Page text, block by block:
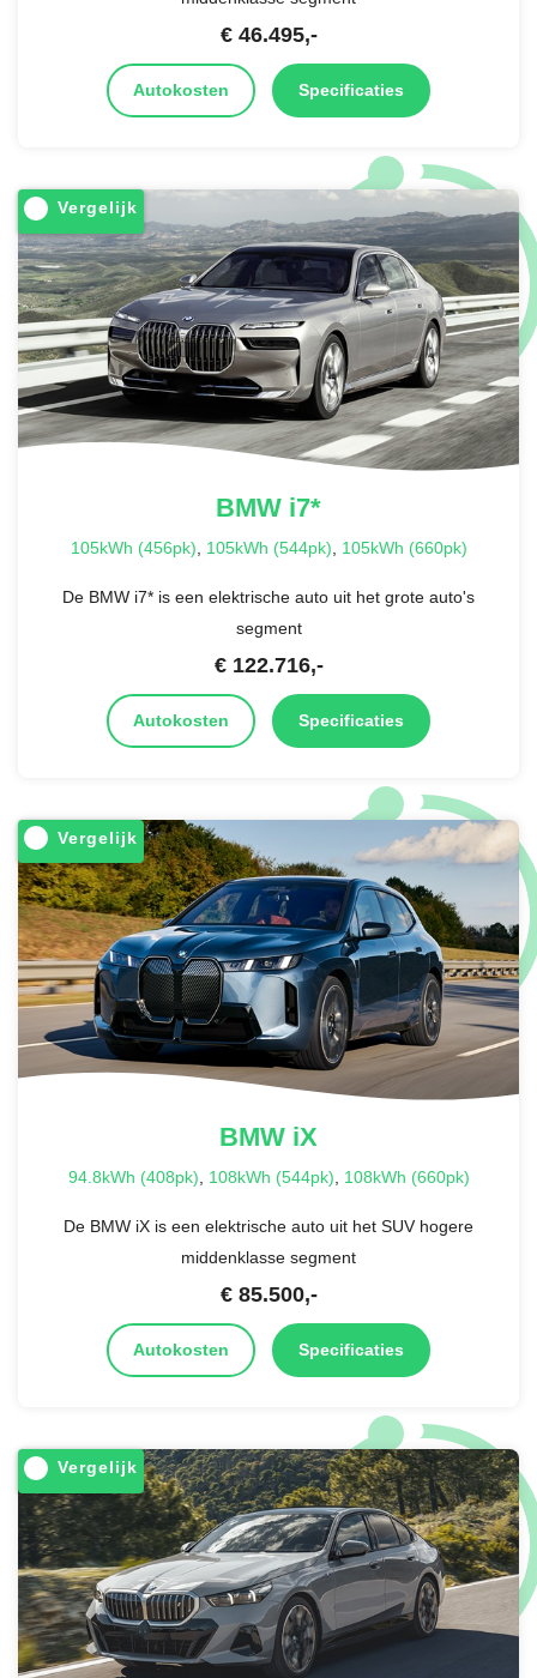
€ 46.495,-
Autokosten Specificaties
Vergelijk
BMW i7*
105kWh (456pk) 105kWh (544pk) 105kWh (660pk)
De BMW i7* is een elektrische auto uit het grote auto's
segment
€ 122.716,-
Autokosten Specificaties
Vergelijk
BMW iX
94.8kWh (408pk), 108kWh (544pk), 108kWh (660pk)
De BMW iX is een elektrische auto uit het SUV hogere
middenklasse segment
€ 85.500,-
Autokosten Specificaties
Vergelijk